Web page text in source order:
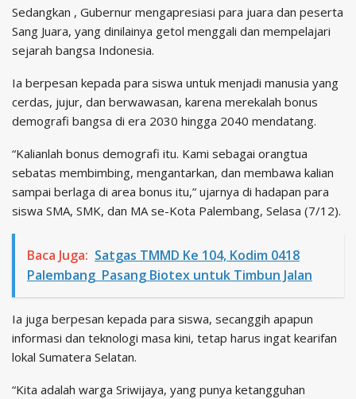
Sedangkan , Gubernur mengapresiasi para juara dan peserta
Sang Juara, yang dinilainya getol menggali dan mempelajari
sejarah bangsa Indonesia.
Ia berpesan kepada para siswa untuk menjadi manusia yang
cerdas, jujur, dan berwawasan, karena merekalah bonus
demografi bangsa di era 2030 hingga 2040 mendatang.
“Kalianlah bonus demografi itu. Kami sebagai orangtua
sebatas membimbing, mengantarkan, dan membawa kalian
sampai berlaga di area bonus itu,” ujarnya di hadapan para
siswa SMA, SMK, dan MA se-Kota Palembang, Selasa (7/12).
Baca Juga: Satgas TMMD Ke 104, Kodim 0418
Palembang Pasang Biotex untuk Timbun Jalan
Ia juga berpesan kepada para siswa, secanggih apapun
informasi dan teknologi masa kini, tetap harus ingat kearifan
lokal Sumatera Selatan.
“Kita adalah warga Sriwijaya, yang punya ketangguhan